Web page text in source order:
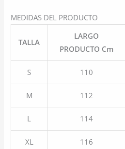
MEDIDAS DEL PRODUCTO
TALLA
LARGO
PRODUCTO Cm
S 110
M 112
L 114
XL 116